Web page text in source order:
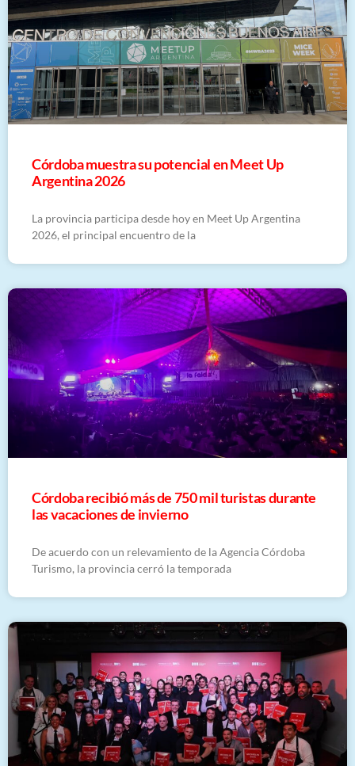
Córdoba muestra su potencial en Meet Up
Argentina 2026
La provincia participa desde hoy en Meet Up Argentina
2026, el principal encuentro de la
Córdoba recibió más de 750 mil turistas durante
las vacaciones de invierno
De acuerdo con un relevamiento de la Agencia Córdoba
Turismo, la provincia cerró la temporada